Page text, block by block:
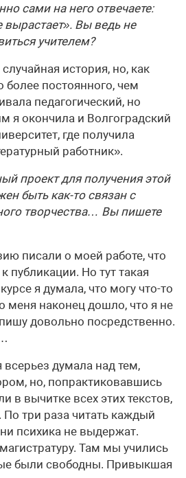
сами на него отвечаете:
вырастает». Вы ведь не
учителем?
история, но, как
более постоянного, чем
педагогический, но
я окончила и Волгоградский
где получила
работник».
проект для получения этой
быть как-то связан с
творчества… Вы пишете
писали о моей работе, что
публикации. Но тут такая
я думала, что могу что-то
меня наконец дошло, что я не
довольно посредственно.
думала над тем,
но, попрактиковавшись
в вычитке всех этих текстов,
По три раза читать каждый
ни психика не выдержат.
Там мы учились
были свободны. Привыкшая